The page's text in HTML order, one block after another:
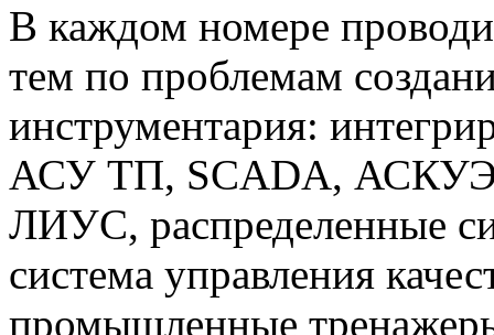
В каждом номере
тем по проблемам
инструментария:
АСУ ТП, SCADA,
ЛИУС, распределенные
система управления
промышленные